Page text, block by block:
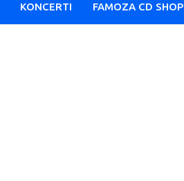
KONCERTI FAMOZA CD SHOP